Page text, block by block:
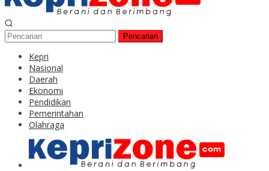
Pencarian
Kepri
Nasional
Daerah
Ekonomi
Pendidikan
Pemerintahan
Olahraga